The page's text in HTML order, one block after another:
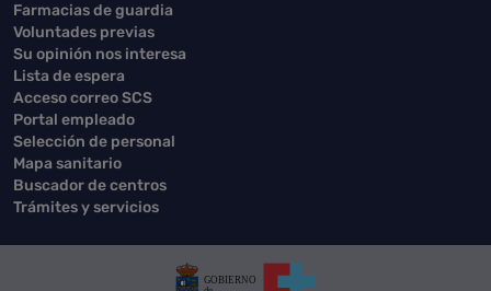
Farmacias de guardia
Voluntades previas
Su opinión nos interesa
Lista de espera
Acceso correo SCS
Portal empleado
Selección de personal
Mapa sanitario
Buscador de centros
Trámites y servicios